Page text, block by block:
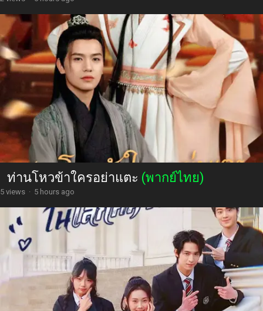
ท่านโหวข้าใครอย่าแตะ (พากย์ไทย)
5 views · 5 hours ago